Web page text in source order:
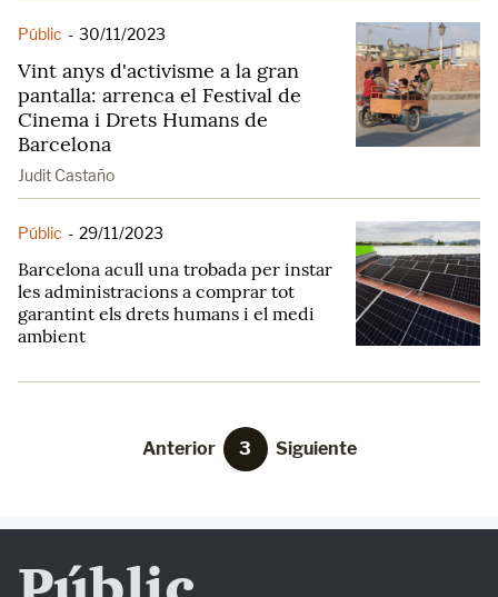
Públic - 30/11/2023
Vint anys d'activisme a la gran
pantalla: arrenca el Festival de
Cinema i Drets Humans de
Barcelona
Judit Castaño
Públic - 29/11/2023
Barcelona acull una trobada per instar
les administracions a comprar tot
garantint els drets humans i el medi
ambient
Anterior 3 Siguiente